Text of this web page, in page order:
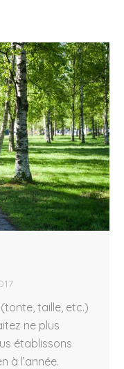
taille, etc.)
ne plus
établissons
à l’année.